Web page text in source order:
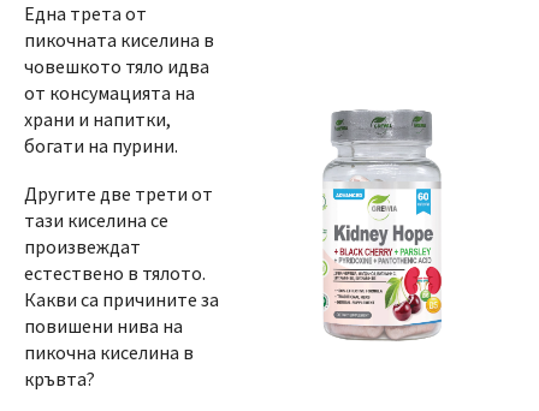
Една трета от
пикочната киселина в
човешкото тяло идва
от консумацията на
храни и напитки,
богати на пурини.
Другите две трети от
тази киселина се
произвеждат
естествено в тялото.
Какви са причините за
повишени нива на
пикочна киселина в
кръвта?